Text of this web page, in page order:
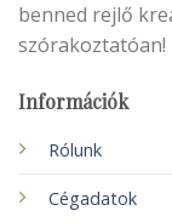
benned rejlő
szórakoztatóan!
Információk
Rólunk
Cégadatok